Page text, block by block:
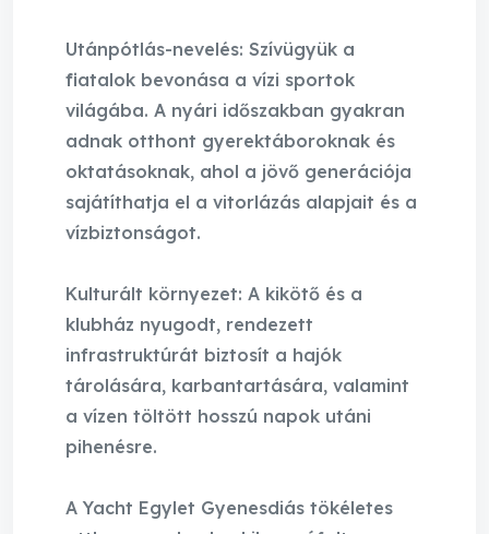
Utánpótlás-nevelés: Szívügyük a
fiatalok bevonása a vízi sportok
világába. A nyári időszakban gyakran
adnak otthont gyerektáboroknak és
oktatásoknak, ahol a jövő generációja
sajátíthatja el a vitorlázás alapjait és a
vízbiztonságot.
Kulturált környezet: A kikötő és a
klubház nyugodt, rendezett
infrastruktúrát biztosít a hajók
tárolására, karbantartására, valamint
a vízen töltött hosszú napok utáni
pihenésre.
A Yacht Egylet Gyenesdiás tökéletes